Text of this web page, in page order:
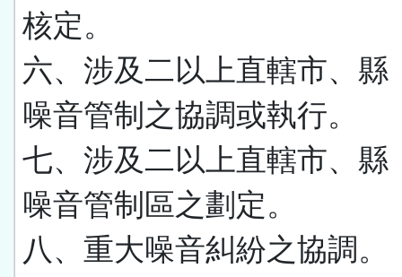
核定。
六、涉及二以上直轄市、縣
噪音管制之協調或執行。
七、涉及二以上直轄市、縣
噪音管制區之劃定。
八、重大噪音糾紛之協調。